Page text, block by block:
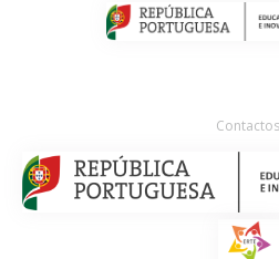
Contactos